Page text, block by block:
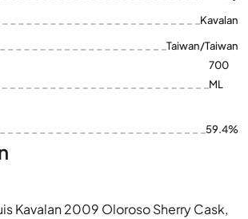
Kavalan
Taiwan/Taiwan
700
ML
59.4%
Kavalan 2009 Oloroso Sherry Cask,